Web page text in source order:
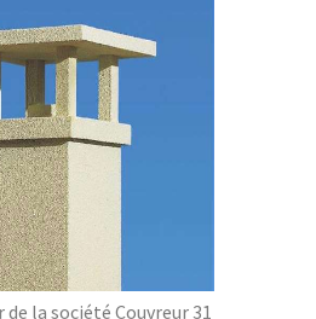
la société Couvreur 31